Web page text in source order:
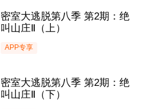
密室大逃脱第八季 第2期：绝
叫山庄Ⅱ（上）
APP专享
密室大逃脱第八季 第2期：绝
叫山庄Ⅱ（下）